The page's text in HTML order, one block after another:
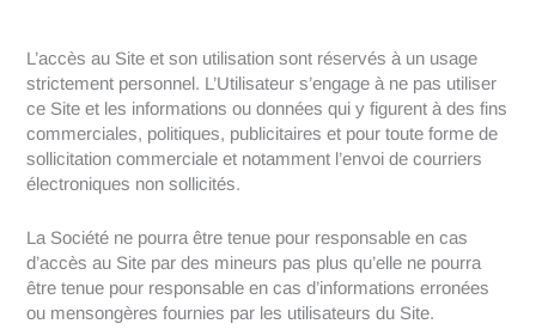
L’accès au Site et son utilisation sont réservés à un usage
strictement personnel. L’Utilisateur s’engage à ne pas utiliser
ce Site et les informations ou données qui y figurent à des fins
commerciales, politiques, publicitaires et pour toute forme de
sollicitation commerciale et notamment l’envoi de courriers
électroniques non sollicités.
La Société ne pourra être tenue pour responsable en cas
d’accès au Site par des mineurs pas plus qu’elle ne pourra
être tenue pour responsable en cas d’informations erronées
ou mensongères fournies par les utilisateurs du Site.